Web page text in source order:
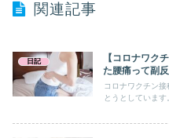
関連記事
日記
【コロナワク
た腰痛って副
コロナワクチン
とうとしています